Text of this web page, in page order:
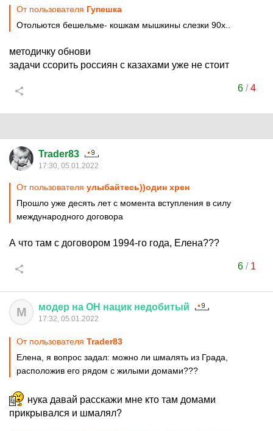
От пользователя Гупешка
Отольются бешельме- кошкам мышкины слезки 90х..
методичку обнови
задачи ссорить россиян с казахами уже не стоит
6/4
Trader83
17:30, 05.01.2022
От пользователя улыбайтесь))один хрен
Прошло уже десять лет с момента вступления в силу
международного договора
А что там с договором 1994-го года, Елена???
6/ 1
М модер на ОН нацик недобитый
17:32, 05.01.2022
От пользователя Trader83
Елена, я вопрос задал: можно ли шмалять из Града,
расположив его рядом с жилыми домами???
нука давай расскажи мне кто там домами
прикрывался и шмалял?